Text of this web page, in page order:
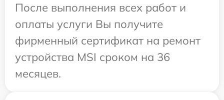
После выполнения всех работ и
оплаты услуги Вы получите
фирменный сертификат на ремонт
устройства MSI сроком на 36
месяцев.